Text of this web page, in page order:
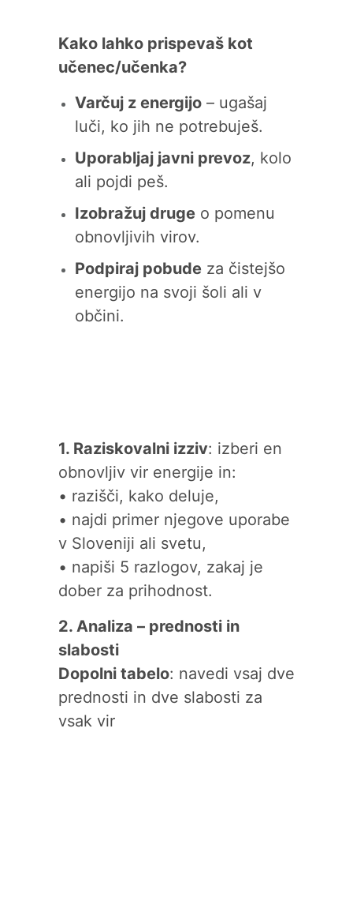
Kako lahko prispevaš kot
učenec/učenka?
Varčuj z energijo– ugašaj
luči, ko jih ne potrebuješ.
Uporabljaj javni prevoz, kolo
ali pojdi peš.
Izobražuj drugeo pomenu
obnovljivih virov.
Podpiraj pobudeza čistejšo
energijo na svoji šoli ali v
občini.
1. Raziskovalni izziv: izberi en
obnovljiv vir energije in:
• razišči, kako deluje,
• najdi primer njegove uporabe
v Sloveniji ali svetu,
• napiši 5 razlogov, zakaj je
dober za prihodnost.
2. Analiza – prednosti in
slabosti
Dopolni tabelo: navedi vsaj dve
prednosti in dve slabosti za
vsak vir